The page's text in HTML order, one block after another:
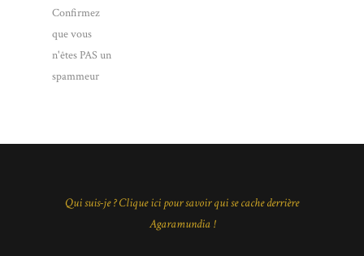
Confirmez
que vous
n'êtes PAS un
spammeur
Qui suis-je ? Clique ici pour savoir qui se cache derrière
Agaramundia !